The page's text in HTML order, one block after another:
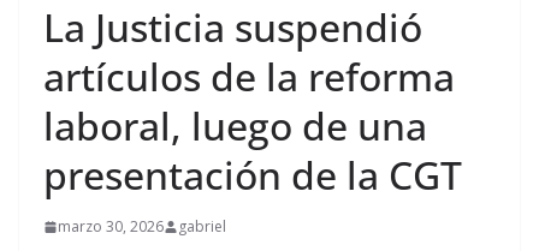
La Justicia suspendió
artículos de la reforma
laboral, luego de una
presentación de la CGT
marzo 30, 2026 gabriel